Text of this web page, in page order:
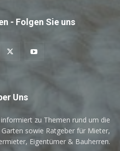
- Folgen Sie uns
Uns
zu Themen rund um die
sowie Ratgeber für Mieter,
Eigentümer & Bauherren.